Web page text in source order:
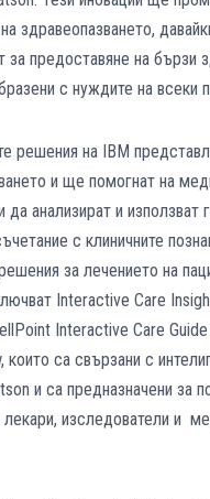
здравеопазването,
предоставяне на бързи
с нуждите на всеки
решения на IBM
и ще помогнат на
да анализират и използват
с клиничните
за лечението на
Interactive Care
Interactive Care
които са свързани с
и са предназначени за
лекари, изследователи и